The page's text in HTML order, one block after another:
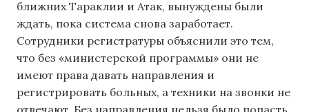
ближних Тараклии и Атак, вынуждены были
ждать, пока система снова заработает.
Сотрудники регистратуры объяснили это тем,
что без «министерской программы» они не
имеют права давать направления и
регистрировать больных, а техники на звонки не